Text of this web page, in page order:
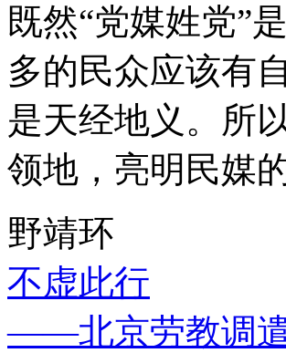
既然“党媒姓党”
多的民众应该有
是天经地义。所
领地，亮明民媒
野靖环
不虚此行
——北京劳教调